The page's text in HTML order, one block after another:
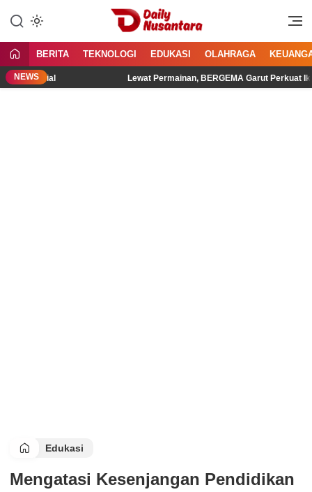
konten
Daily Nusantara
Menyajikan Fakta, Menginspirasi
BERITA TEKNOLOGI EDUKASI OLAHRAGA
NEWS
Sosial Lewat Permainan, BERGEMA Garut Perkuat Ikatan
Edukasi
Mengatasi Kesenjangan Pendidikan